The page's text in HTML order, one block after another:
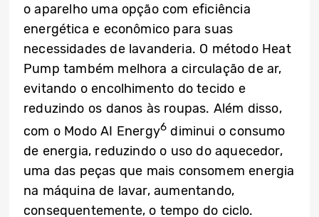
o aparelho uma opção com eficiência
energética e econômico para suas
necessidades de lavanderia. O método Heat
Pump também melhora a circulação de ar,
evitando o encolhimento do tecido e
reduzindo os danos às roupas. Além disso,
com o Modo AI Energy6 diminui o consumo
de energia, reduzindo o uso do aquecedor,
uma das peças que mais consomem energia
na máquina de lavar, aumentando,
consequentemente, o tempo do ciclo.